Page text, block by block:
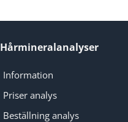
Hårmineralanalyser
Information
Priser analys
Beställning analys